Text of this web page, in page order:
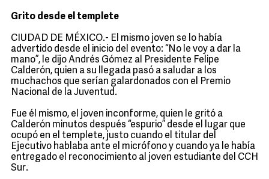
Grito desde el templete
CIUDAD DE MÉXICO.- El mismo joven se lo había
advertido desde el inicio del evento: “No le voy a dar la
mano”, le dijo Andrés Gómez al Presidente Felipe
Calderón, quien a su llegada pasó a saludar a los
muchachos que serían galardonados con el Premio
Nacional de la Juventud.
Fue él mismo, el joven inconforme, quien le gritó a
Calderón minutos después “espurio” desde el lugar que
ocupó en el templete, justo cuando el titular del
Ejecutivo hablaba ante el micrófono y cuando ya le había
entregado el reconocimiento al joven estudiante del CCH
Sur.